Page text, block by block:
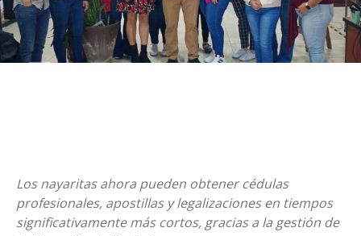
Los nayaritas ahora pueden obtener cédulas
profesionales, apostillas y legalizaciones en tiempos
significativamente más cortos, gracias a la gestión de